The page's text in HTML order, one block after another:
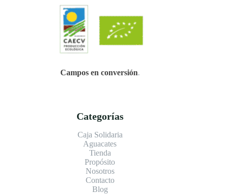
Campos en conversión.
Categorías
Caja Solidaria
Aguacates
Tienda
Propósito
Nosotros
Contacto
Blog